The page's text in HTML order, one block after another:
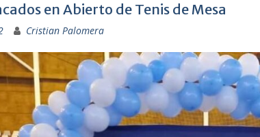
en Abierto de Tenis de Mesa
Cristian Palomera